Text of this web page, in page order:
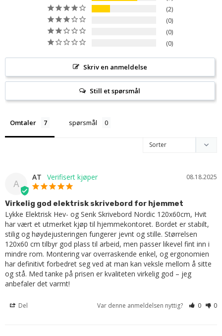
2
0
0
0
Skriv en anmeldelse
Still et spørsmål
Omtaler spørsmål
A
08.18.2025
AT
Virkelig god elektrisk skrivebord for hjemmet
Lykke Elektrisk Hev- og Senk Skrivebord Nordic 120x60cm, Hvit
har vært et utmerket kjøp til hjemmekontoret. Bordet er stabilt,
stilig og høydejusteringen fungerer jevnt og stille. Størrelsen
120x60 cm tilbyr god plass til arbeid, men passer likevel fint inn i
mindre rom. Montering var overraskende enkel, og ergonomien
har definitivt forbedret seg ved at man kan veksle mellom å sitte
og stå. Med tanke på prisen er kvaliteten virkelig god – jeg
anbefaler det varmt!
Del Var denne anmeldelsen nyttig? 0 0